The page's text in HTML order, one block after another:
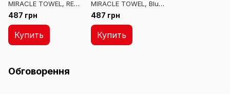
MIRACLE TOWEL, RED
60 х 40см
487 грн
Купить
MIRACLE TOWEL, Blue
60 х 40см
487 грн
Купить
Обговорення